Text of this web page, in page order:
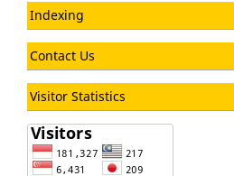
Indexing
Contact Us
Visitor Statistics